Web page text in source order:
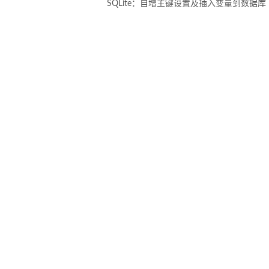
SQLite：自增主键设置及插入变量到数据库